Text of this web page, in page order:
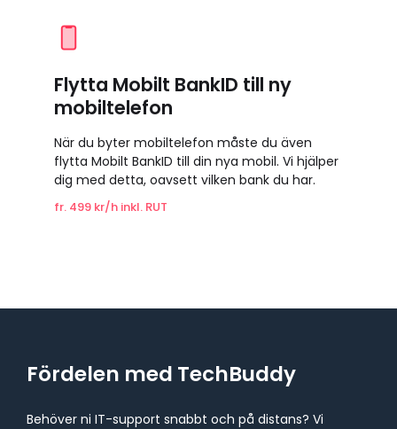
Flytta Mobilt BankID till ny
mobiltelefon
När du byter mobiltelefon måste du även
flytta Mobilt BankID till din nya mobil. Vi hjälper
dig med detta, oavsett vilken bank du har.
fr. 499 kr/h inkl. RUT
Fördelen med TechBuddy
Behöver ni IT-support snabbt och på distans? Vi